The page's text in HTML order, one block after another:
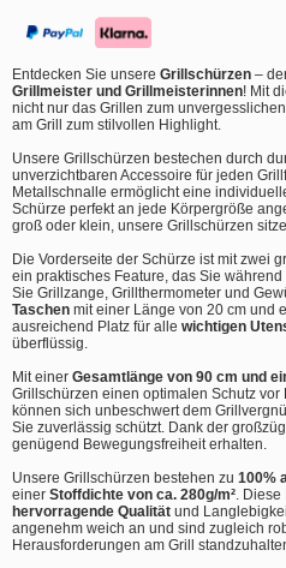
Entdecken Sie unsere Grillschürzen –
Grillmeister und Grillmeisterinnen! Mit
nicht nur das Grillen zum
am Grill zum stilvollen Highlight.
Unsere Grillschürzen bestechen durch
unverzichtbaren Accessoire für jeden
Metallschnalle ermöglicht eine
Schürze perfekt an jede Körpergröße
groß oder klein, unsere Grillschürzen
Die Vorderseite der Schürze ist mit zwei
ein praktisches Feature, das Sie
Sie Grillzange, Grillthermometer und
Taschen mit einer Länge von 20 cm und
ausreichend Platz für alle wichtigen
überflüssig.
Mit einer Gesamtlänge von 90 cm und
Grillschürzen einen optimalen Schutz vor
können sich unbeschwert dem
Sie zuverlässig schützt. Dank der
genügend Bewegungsfreiheit erhalten.
Unsere Grillschürzen bestehen zu 100%
einer Stoffdichte von ca. 280g/m² .
hervorragende Qualität und
angenehm weich an und sind zugleich
Herausforderungen am Grill